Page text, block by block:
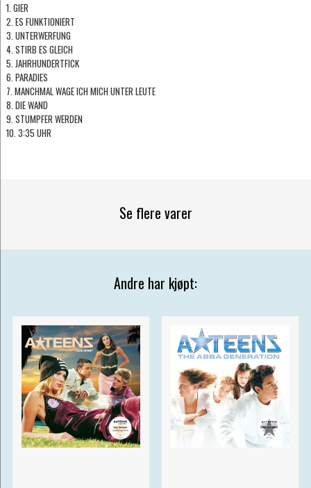
1. GIER
2. ES FUNKTIONIERT
3. UNTERWERFUNG
4. STIRB ES GLEICH
5. JAHRHUNDERTFICK
6. PARADIES
7. MANCHMAL WAGE ICH MICH UNTER LEUTE
8. DIE WAND
9. STUMPFER WERDEN
10. 3:35 UHR
Se flere varer
Andre har kjøpt: